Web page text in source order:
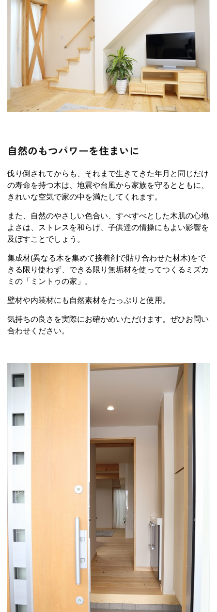
自然のもつパワーを住まいに
伐り倒されてからも、それまで生きてきた年月と同じだけ
の寿命を持つ木は、地震や台風から家族を守るとともに、
きれいな空気で家の中を満たしてくれます。
また、自然のやさしい色合い、すべすべとした木肌の心地
よさは、ストレスを和らげ、子供達の情操にもよい影響を
及ぼすことでしょう。
集成材(異なる木を集めて接着剤で貼り合わせた材木)をで
きる限り使わず、できる限り無垢材を使ってつくるミズカ
ミの「ミントゥの家」。
壁材や内装材にも自然素材をたっぷりと使用。
気持ちの良さを実際にお確かめいただけます。ぜひお問い
合わせください。